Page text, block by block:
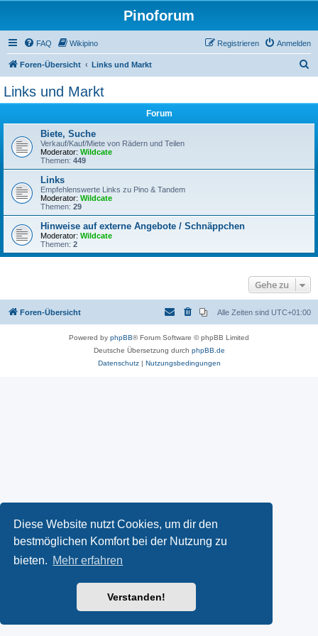
Diese Website nutzt Cookies, um dir den
bestmöglichen Komfort bei der Nutzung zu
bieten. Mehr erfahren
Verstanden!
Pinoforum
FAQ Wikipino Anmelden
Registrieren
Foren-Übersicht Links und Markt
Links und Markt
Forum
Biete, Suche
Verkauf/Kauf/Miete von Rädern und Teilen
Moderator: Wildcate
Themen: 449
Links
Empfehlenswerte Links zu Pino & Tandem
Moderator: Wildcate
Themen: 29
Hinweise auf externe Angebote / Schnäppchen
Moderator: Wildcate
Themen: 2
Gehe zu
Foren-Übersicht Alle Zeiten sind UTC+01:00
Powered by phpBB® Forum Software © phpBB Limited
Deutsche Übersetzung durch phpBB.de
Datenschutz| Nutzungsbedingungen